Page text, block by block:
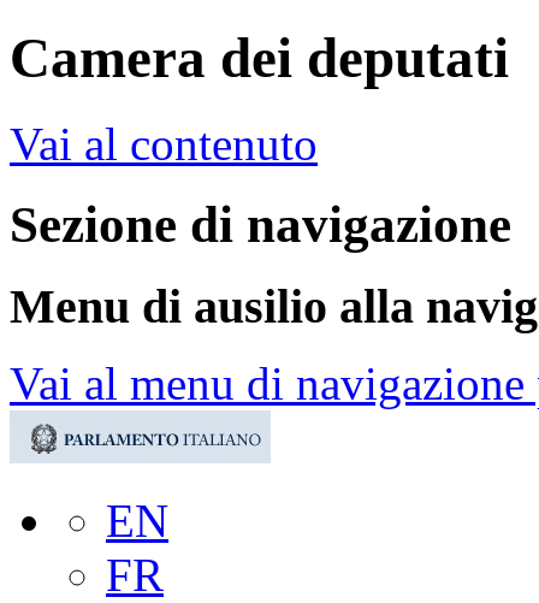
Camera dei deputati
Vai al contenuto
Sezione di navigazione
Menu di ausilio alla
Vai al menu di
EN
FR